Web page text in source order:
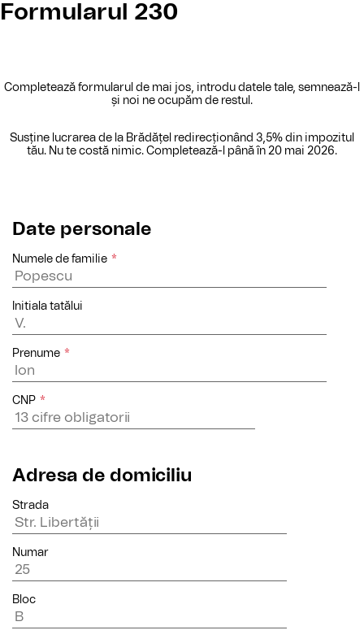
Skip
toFormularul 230
Completează formularul de mai jos, introdu datele tale, semnează-l
și noi ne ocupăm de restul.
Susține lucrarea de la Brădățel redirecționând 3,5% din impozitul
tău. Nu te costă nimic. Completează-l până în 20 mai 2026.
Date personale
Numele de familie *
Initiala tatălui
Prenume *
CNP *
Adresa de domiciliu
Strada
Numar
Bloc